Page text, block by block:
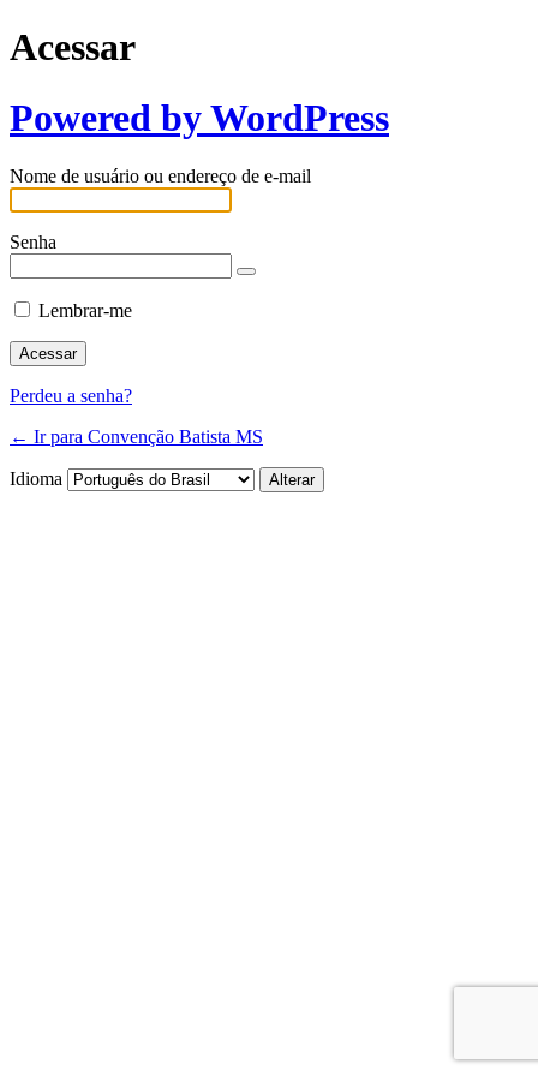
Acessar
Powered by WordPress
Nome de usuário ou endereço de e-mail
Senha
Lembrar-me
Perdeu a senha?
← Ir para Convenção Batista MS
Idioma